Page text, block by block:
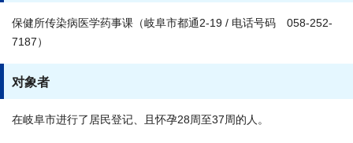
保健所传染病医学药事课（岐阜市都通2-19 / 电话号码 058-252-
7187）
对象者
在岐阜市进行了居民登记、且怀孕28周至37周的人。